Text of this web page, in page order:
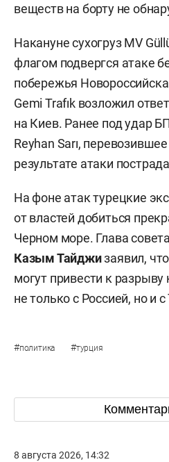
веществ на борту не
Накануне сухогруз MV
флагом подвергся атаке
побережья
Gemi Trafık возложил
на Киев. Ранее под удар
Reyhan Sarı,
результате атаки
На фоне атак турецкие
от властей добиться
Черном море. Глава
Казым Тайджизаявил,
могут привести к
не только с Россией, но и
#политика #турция
8 августа 2026, 14:32